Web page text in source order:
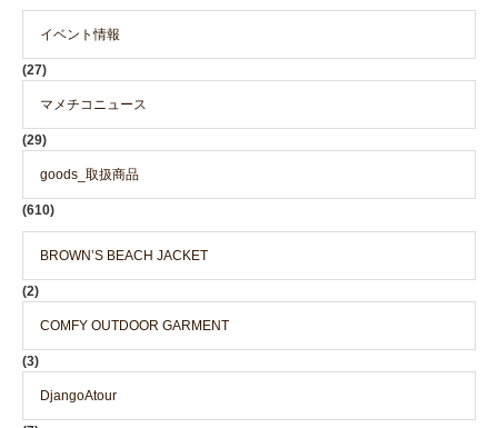
イベント情報
(27)
マメチコニュース
(29)
goods_取扱商品
(610)
BROWN’S BEACH JACKET
(2)
COMFY OUTDOOR GARMENT
(3)
DjangoAtour